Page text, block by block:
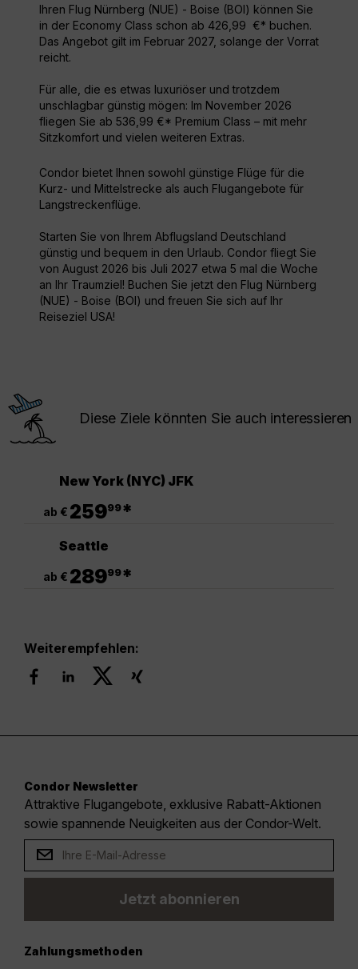
Ihren Flug Nürnberg (NUE) - Boise (BOI) können Sie
in der Economy Class schon ab 426,99 €* buchen.
Das Angebot gilt im Februar 2027, solange der Vorrat
reicht.
Für alle, die es etwas luxuriöser und trotzdem
unschlagbar günstig mögen: Im November 2026
fliegen Sie ab 536,99 €* Premium Class – mit mehr
Sitzkomfort und vielen weiteren Extras.
Condor bietet Ihnen sowohl günstige Flüge für die
Kurz- und Mittelstrecke als auch Flugangebote für
Langstreckenflüge.
Starten Sie von Ihrem Abflugsland Deutschland
günstig und bequem in den Urlaub. Condor fliegt Sie
von August 2026 bis Juli 2027 etwa 5 mal die Woche
an Ihr Traumziel! Buchen Sie jetzt den Flug Nürnberg
(NUE) - Boise (BOI) und freuen Sie sich auf Ihr
Reiseziel USA!
Diese Ziele könnten Sie auch interessieren
New York (NYC) JFK
ab € 25999*
Seattle
ab € 28999*
Weiterempfehlen:
Condor Newsletter
Attraktive Flugangebote, exklusive Rabatt-Aktionen
sowie spannende Neuigkeiten aus der Condor-Welt.
Jetzt abonnieren
Zahlungsmethoden